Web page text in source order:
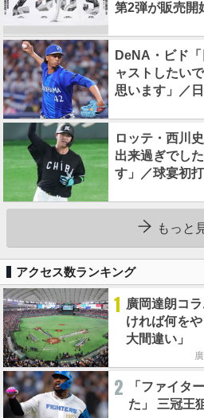
第2弾が販売開
DeNA・ビド
ャストしたい
思います」／
ロッテ・西川
出来過ぎでし
す」／球宴初
もっと
アクセス数ランキング
1 廣岡達朗コ
ければ何を
大間違い」
2
「ファイタ
た」 三冠王